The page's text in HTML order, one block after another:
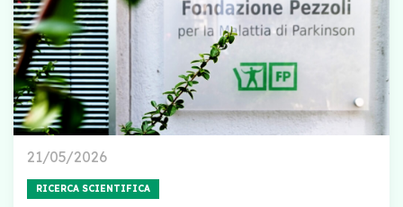
21/05/2026
RICERCA SCIENTIFICA